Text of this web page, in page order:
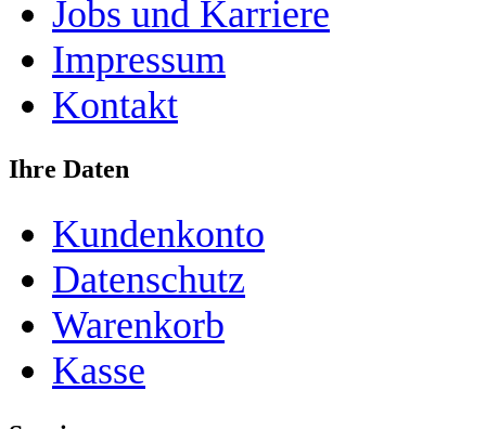
Jobs und Karriere
Impressum
Kontakt
Ihre Daten
Kundenkonto
Datenschutz
Warenkorb
Kasse